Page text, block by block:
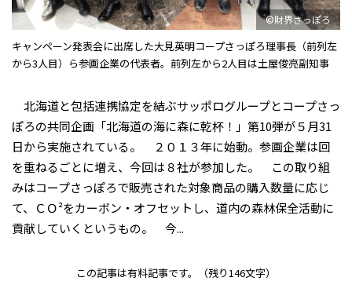
©財界さっぽろ
キャンペーン発表会に出席した大見英明コープさっぽろ理事長（前列左
から3人目）ら参画企業の代表者。前列左から2人目は土屋俊亮副知事
北海道と包括連携協定を結ぶサッポログループとコープさっ
ぽろの共同企画「北海道の海に森に乾杯！」第10弾が５月31
日から実施されている。 ２０１３年に始動。参画企業は回
を重ねるごとに増え、今回は８社が参加した。 この取り組
みはコープさっぽろで販売された対象商品の購入数量に応じ
て、ＣＯ²をカーボン・オフセットし、道内の森林保全活動に
貢献していくというもの。 今...
この記事は有料記事です。 （残り146文字）